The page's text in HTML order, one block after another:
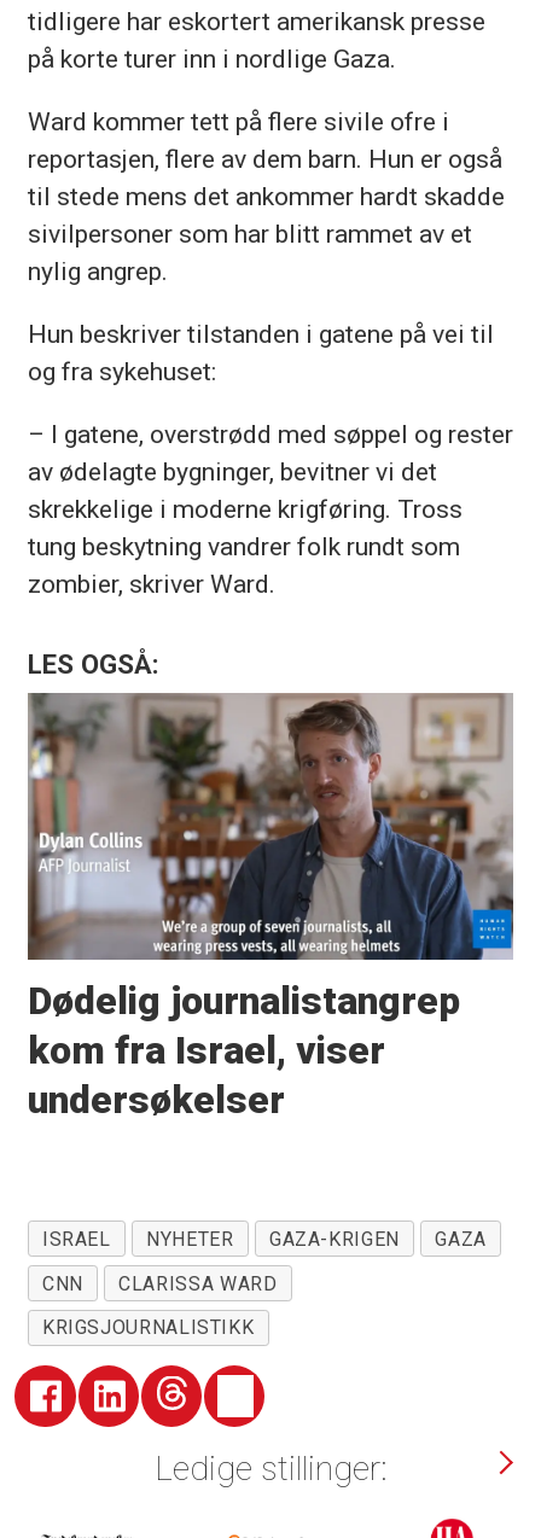
tidligere har eskortert amerikansk presse
på korte turer inn i nordlige Gaza.
Ward kommer tett på flere sivile ofre i
reportasjen, flere av dem barn. Hun er også
til stede mens det ankommer hardt skadde
sivilpersoner som har blitt rammet av et
nylig angrep.
Hun beskriver tilstanden i gatene på vei til
og fra sykehuset:
– I gatene, overstrødd med søppel og rester
av ødelagte bygninger, bevitner vi det
skrekkelige i moderne krigføring. Tross
tung beskytning vandrer folk rundt som
zombier, skriver Ward.
LES OGSÅ:
Dødelig journalistangrep
kom fra Israel, viser
undersøkelser
ISRAEL NYHETER GAZA-KRIGEN
GAZA
CNN
CLARISSA WARD
KRIGSJOURNALISTIKK
Ledige stillinger: